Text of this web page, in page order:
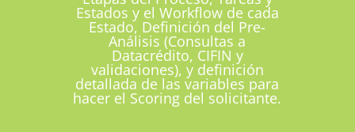
Estados y el Workflow de cada
Estado, Definición del Pre-
Análisis (Consultas a
Datacrédito, CIFIN y
validaciones), y definición
detallada de las variables para
hacer el Scoring del solicitante.